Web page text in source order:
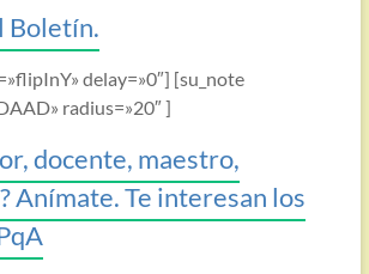
Boletín.
delay=»0″] [su_note
radius=»20″ ]
docente, maestro,
Anímate. Te interesan los